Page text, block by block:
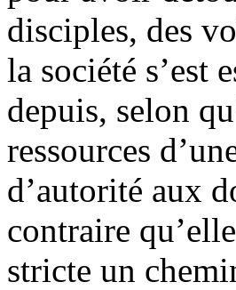
disciples, des
la société s’est
depuis, selon
ressources
d’autorité aux
contraire
stricte un